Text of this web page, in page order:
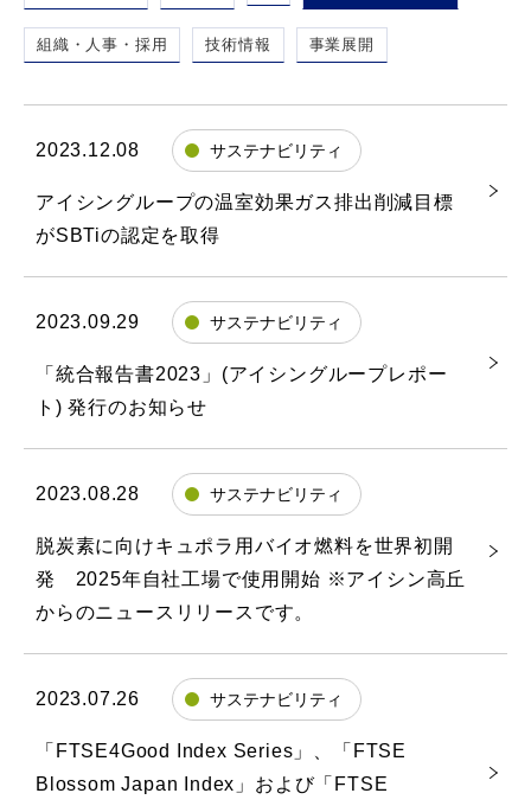
組織・人事・採用 技術情報 事業展開
2023.12.08 サステナビリティ
アイシングループの温室効果ガス排出削減目標
がSBTiの認定を取得
2023.09.29 サステナビリティ
「統合報告書2023」(アイシングループレポー
ト) 発行のお知らせ
2023.08.28 サステナビリティ
脱炭素に向けキュポラ用バイオ燃料を世界初開
発 2025年自社工場で使用開始 ※アイシン高丘
からのニュースリリースです。
2023.07.26 サステナビリティ
「FTSE4Good Index Series」、「FTSE
Blossom Japan Index」および「FTSE